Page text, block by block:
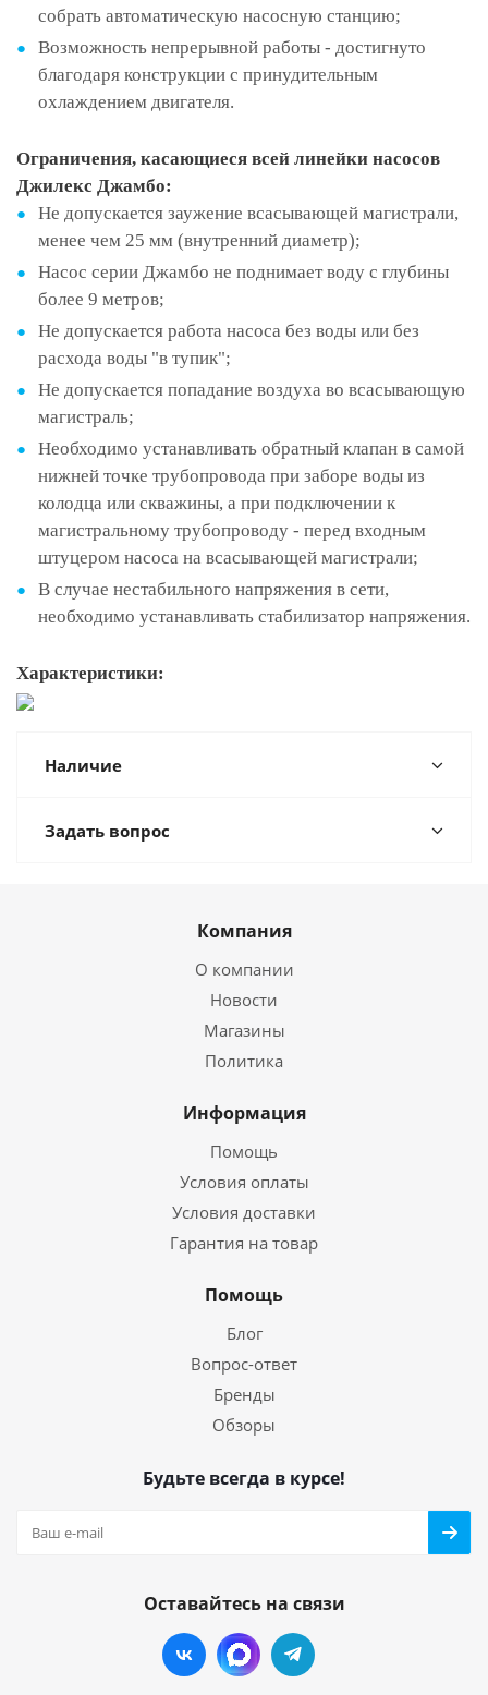
собрать автоматическую насосную станцию;
Возможность непрерывной работы - достигнуто
благодаря конструкции с принудительным
охлаждением двигателя.
Ограничения, касающиеся всей линейки насосов
Джилекс Джамбо:
Не допускается заужение всасывающей магистрали,
менее чем 25 мм (внутренний диаметр);
Насос серии Джамбо не поднимает воду с глубины
более 9 метров;
Не допускается работа насоса без воды или без
расхода воды "в тупик";
Не допускается попадание воздуха во всасывающую
магистраль;
Необходимо устанавливать обратный клапан в самой
нижней точке трубопровода при заборе воды из
колодца или скважины, а при подключении к
магистральному трубопроводу - перед входным
штуцером насоса на всасывающей магистрали;
В случае нестабильного напряжения в сети,
необходимо устанавливать стабилизатор напряжения.
Характеристики:
Наличие
Задать вопрос
Компания
О компании
Новости
Магазины
Политика
Информация
Помощь
Условия оплаты
Условия доставки
Гарантия на товар
Помощь
Блог
Вопрос-ответ
Бренды
Обзоры
Будьте всегда в курсе!
Оставайтесь на связи